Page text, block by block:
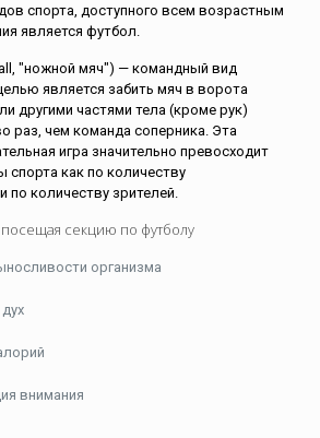
спорта, доступного всем возрастным
является футбол.
"ножной мяч") — командный вид
является забить мяч в ворота
другими частями тела (кроме рук)
раз, чем команда соперника. Эта
игра значительно превосходит
спорта как по количеству
по количеству зрителей.
секцию по футболу
организма
внимания